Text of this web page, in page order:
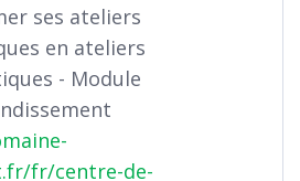
ses ateliers
en ateliers
- Module
fr/centre-de-